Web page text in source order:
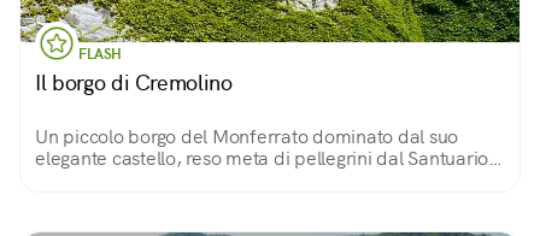
FLASH
Il borgo di Cremolino
Un piccolo borgo del Monferrato dominato dal suo
elegante castello, reso meta di pellegrini dal Santuario